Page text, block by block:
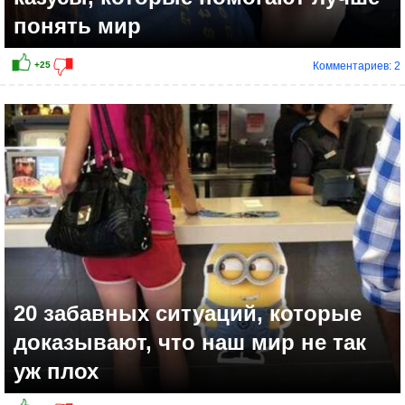
понять мир
Комментариев: 2
20 забавных ситуаций, которые
доказывают, что наш мир не так
уж плох